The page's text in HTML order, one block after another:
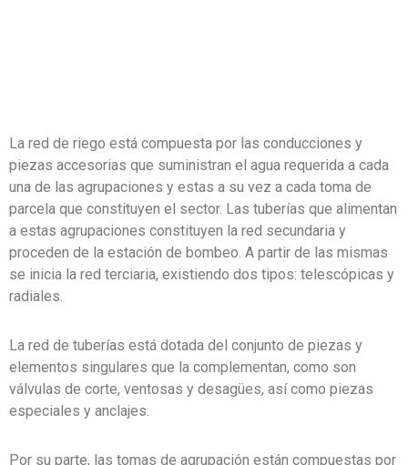
La red de riego está compuesta por las conducciones y
piezas accesorias que suministran el agua requerida a cada
una de las agrupaciones y estas a su vez a cada toma de
parcela que constituyen el sector. Las tuberías que alimentan
a estas agrupaciones constituyen la red secundaria y
proceden de la estación de bombeo. A partir de las mismas
se inicia la red terciaria, existiendo dos tipos: telescópicas y
radiales.
La red de tuberías está dotada del conjunto de piezas y
elementos singulares que la complementan, como son
válvulas de corte, ventosas y desagües, así como piezas
especiales y anclajes.
Por su parte, las tomas de agrupación están compuestas por